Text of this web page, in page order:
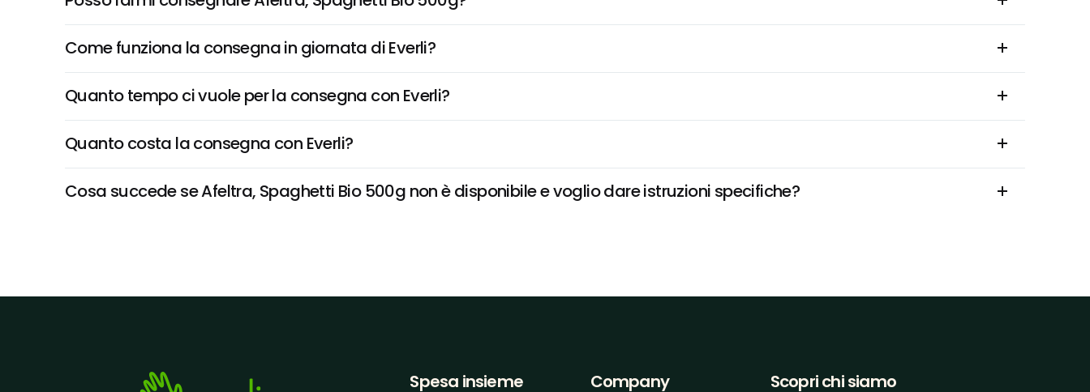
Come funziona la consegna in giornata di Everli?
Quanto tempo ci vuole per la consegna con Everli?
Quanto costa la consegna con Everli?
Cosa succede se Afeltra, Spaghetti Bio 500g non è disponibile e voglio dare istruzioni specifiche?
Spesa insieme Company Scopri chi siamo